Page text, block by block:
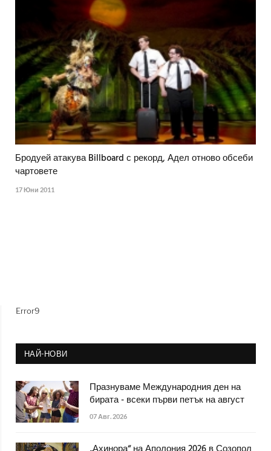
Бродуей атакува Billboard с рекорд, Адел отново обсеби
чартовете
17 Юни 2011
Error9
НАЙ-НОВИ
Празнуваме Международния ден на
бирата - всеки първи петък на август
07 Авг. 2026